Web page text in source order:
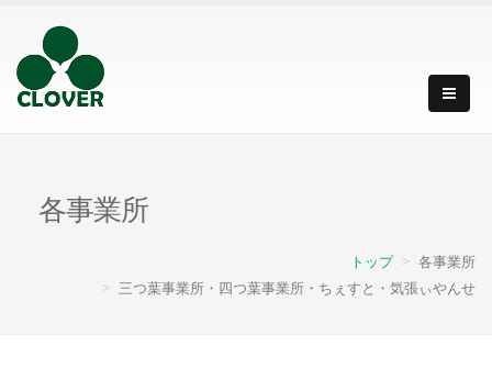
各事業所
トップ
各事業所
三つ葉事業所・四つ葉事業所・ちぇすと・気張ぃやんせ